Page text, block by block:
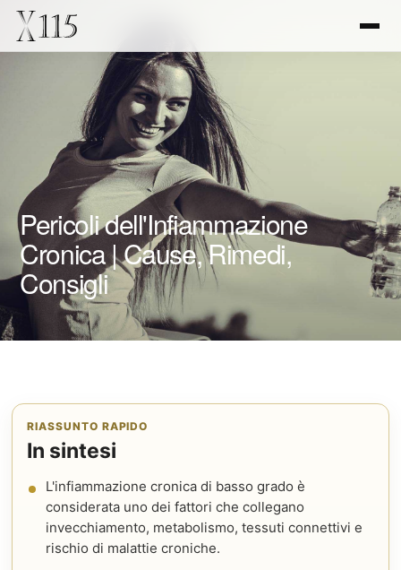
Pericoli dell'Infiammazione
Cronica | Cause, Rimedi,
Consigli
RIASSUNTO RAPIDO
In sintesi
L'infiammazione cronica di basso grado è
considerata uno dei fattori che collegano
invecchiamento, metabolismo, tessuti connettivi e
rischio di malattie croniche.